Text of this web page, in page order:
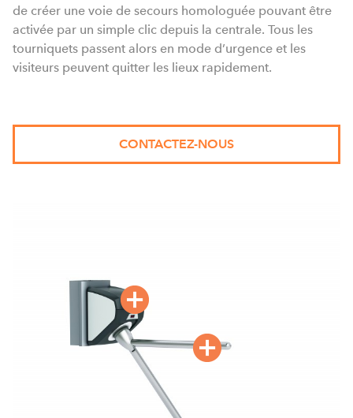
de créer une voie de secours homologuée pouvant être
activée par un simple clic depuis la centrale. Tous les
tourniquets passent alors en mode d’urgence et les
visiteurs peuvent quitter les lieux rapidement.
CONTACTEZ-NOUS